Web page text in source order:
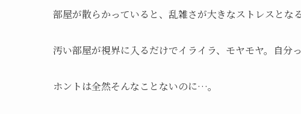
部屋が散らかっていると、乱雑さが大きなストレスとな
汚い部屋が視界に入るだけでイライラ、モヤモヤ。自分
ホントは全然そんなことないのに…。